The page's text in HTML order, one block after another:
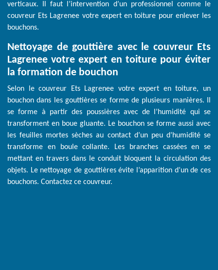
verticaux. Il faut l’intervention d’un professionnel comme le
couvreur Ets Lagrenee votre expert en toiture pour enlever les
bouchons.
Nettoyage de gouttière avec le couvreur Ets
Lagrenee votre expert en toiture pour éviter
la formation de bouchon
Selon le couvreur Ets Lagrenee votre expert en toiture, un
bouchon dans les gouttières se forme de plusieurs manières. Il
se forme à partir des poussières avec de l’humidité qui se
transforment en boue gluante. Le bouchon se forme aussi avec
les feuilles mortes sèches au contact d’un peu d’humidité se
transforme en boule collante. Les branches cassées en se
mettant en travers dans le conduit bloquent la circulation des
objets. Le nettoyage de gouttières évite l’apparition d’un de ces
bouchons. Contactez ce couvreur.